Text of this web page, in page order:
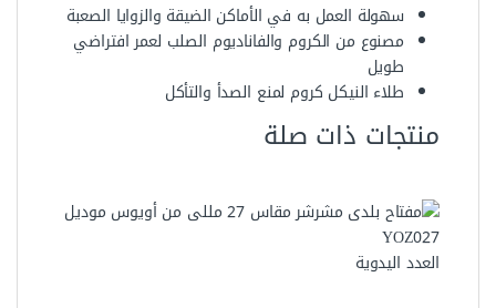
سهولة العمل به في الأماكن الضيقة والزوايا الصعبة
مصنوع من الكروم والفاناديوم الصلب لعمر افتراضي
طويل
طلاء النيكل كروم لمنع الصدأ والتأكل
منتجات ذات صلة
العدد اليدوية